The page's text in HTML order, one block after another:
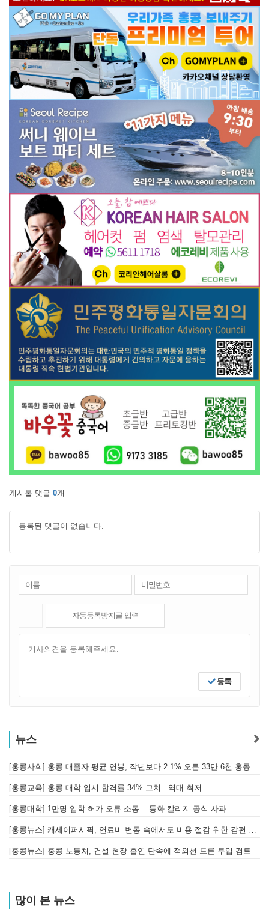
게시물 댓글 0개
등록된 댓글이 없습니다.
등록
뉴스
[홍콩교육] 홍콩 대학 입시 합격률 34% 그쳐...역대 최저
[홍콩대학] 1만명 입학 허가 오류 소동... 퉁화 칼리지 공식 사과
[홍콩뉴스] 홍콩 노동처, 건설 현장 흡연 단속에 적외선 드론 투입 검토
많이 본 뉴스